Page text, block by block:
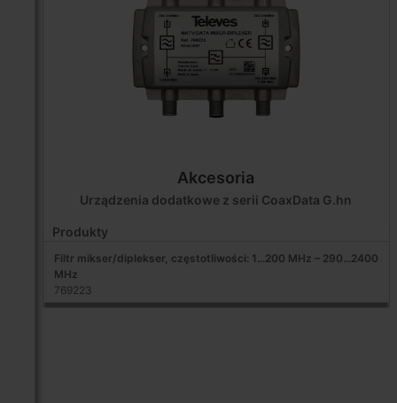
Akcesoria
Urządzenia dodatkowe z serii CoaxData G.hn
Produkty
Filtr mikser/diplekser, częstotliwości: 1...200 MHz – 290...2400
MHz
769223